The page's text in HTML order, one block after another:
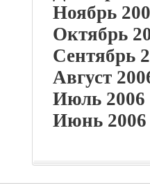
Ноябрь
Октябрь
Сентябрь
Август
Июль 2006
Июнь 2006